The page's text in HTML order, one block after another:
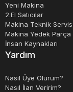
İhtiyaçlarınıza
bir otomasyon
optimize etmek
otomasyon
Yeni Makina
2.El Satıcılar
Makina Teknik Servis
Makina Yedek Parça
İnsan Kaynakları
Yardım
Nasıl Üye Olurum?
Nasıl İlan Veririm?